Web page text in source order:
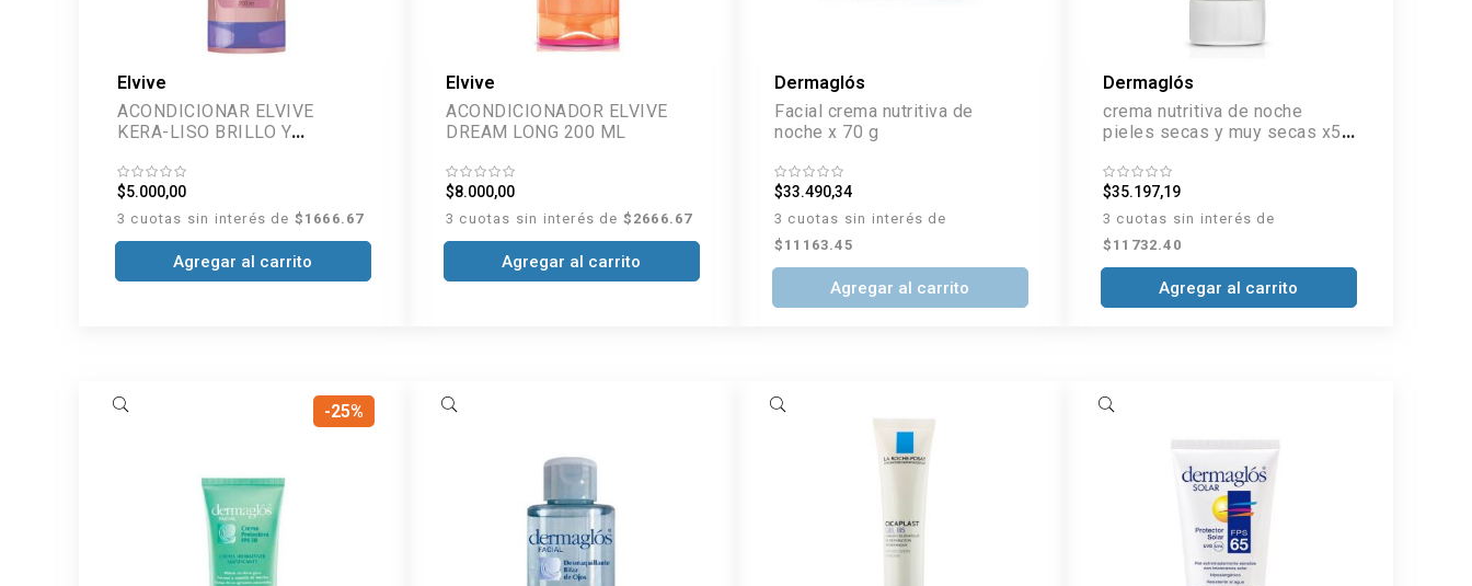
Elvive
ACONDICIONAR ELVIVE
KERA-LISO BRILLO Y
$5.000,00
3 cuotas sin interés de $1666.67
Agregar al carrito
Elvive
ACONDICIONADOR ELVIVE
DREAM LONG 200 ML
$8.000,00
3 cuotas sin interés de $2666.67
Agregar al carrito
Dermaglós
Facial crema nutritiva de
noche x 70 g
$33.490,34
3 cuotas sin interés de
$11163.45
Agregar al carrito
Dermaglós
crema nutritiva de noche
pieles secas y muy secas x50
$35.197,19
3 cuotas sin interés de
$11732.40
Agregar al carrito
-25%